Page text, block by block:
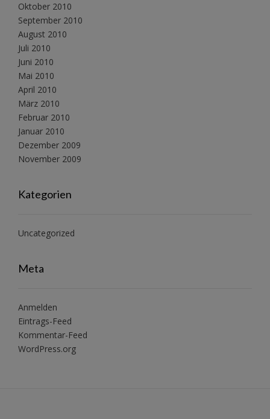
Oktober 2010
September 2010
August 2010
Juli 2010
Juni 2010
Mai 2010
April 2010
März 2010
Februar 2010
Januar 2010
Dezember 2009
November 2009
Kategorien
Uncategorized
Meta
Anmelden
Eintrags-Feed
Kommentar-Feed
WordPress.org